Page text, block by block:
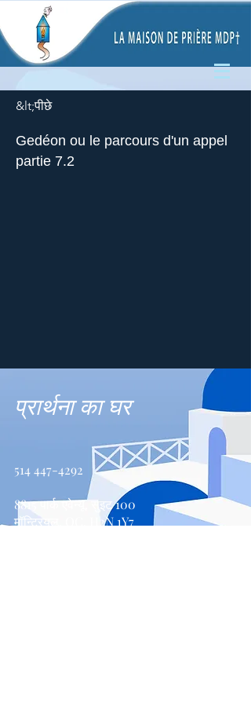
&lt;पीछे
Gedéon ou le parcours d'un appel
partie 7.2
प्रार्थना का घर
514 447-4292
8815 पार्क एवेन्यू, सुइट 100
मॉन्ट्रियल, QC, H2N 1Y7